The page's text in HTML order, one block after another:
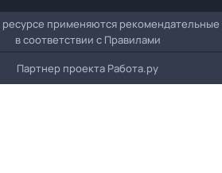
применяются рекомендательные
в соответствии с Правилами
Партнер проекта Работа.ру